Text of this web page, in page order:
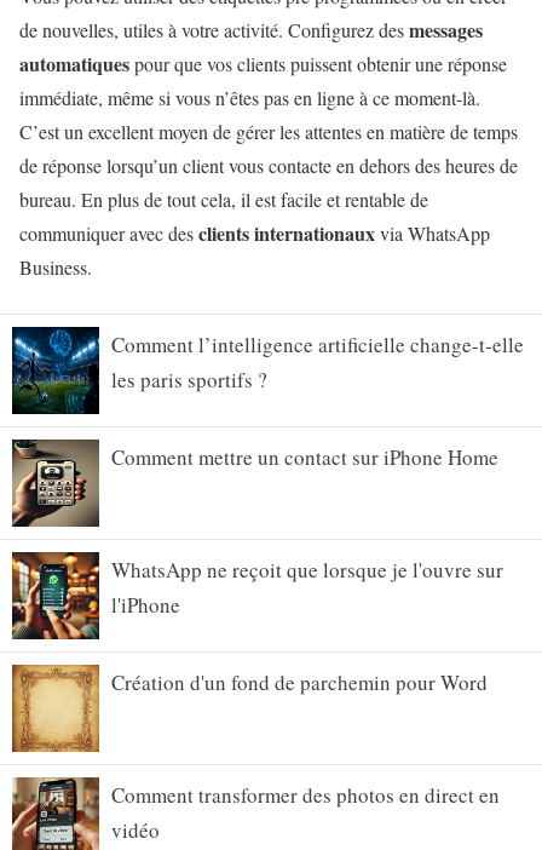
de nouvelles, utiles à votre activité. Configurez desmessages
automatiquespour que vos clients puissent obtenir une réponse
immédiate, même si vous n’êtes pas en ligne à ce moment-là.
C’est un excellent moyen de gérer les attentes en matière de temps
de réponse lorsqu’un client vous contacte en dehors des heures de
bureau. En plus de tout cela, il est facile et rentable de
communiquer avec desclients internationauxvia WhatsApp
Business.
Comment l’intelligence artificielle change-t-elle
les paris sportifs ?
Comment mettre un contact sur iPhone Home
WhatsApp ne reçoit que lorsque je l'ouvre sur
l'iPhone
Création d'un fond de parchemin pour Word
Comment transformer des photos en direct en
vidéo